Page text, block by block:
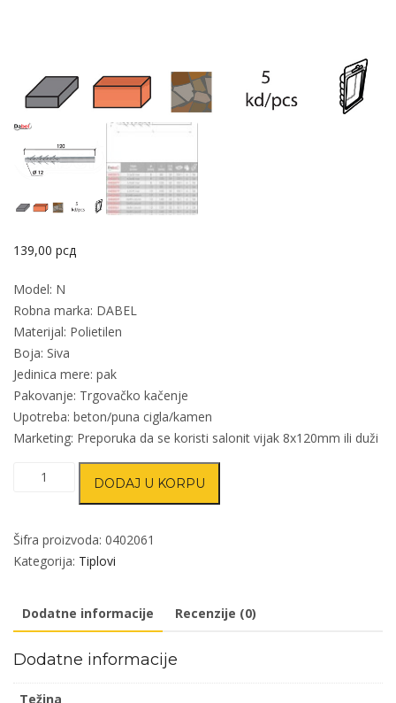
139,00 рсд
Model: N
Robna marka: DABEL
Materijal: Polietilen
Boja: Siva
Jedinica mere: pak
Pakovanje: Trgovačko kačenje
Upotreba: beton/puna cigla/kamen
Marketing: Preporuka da se koristi salonit vijak 8x120mm ili duži
fi
x12xx120mm
količina
DODAJ U KORPU
Šifra proizvoda: 0402061
Kategorija: Tiplovi
Dodatne informacije Recenzije (0)
Dodatne informacije
Težina